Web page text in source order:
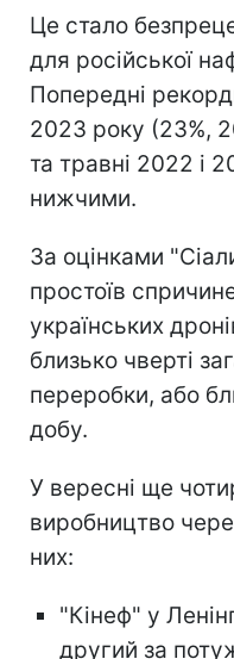
Це стало
для російської
Попередні
2023 року (23%,
та травні 2022 і
нижчими.
За оцінками
простоїв
українських
близько чверті
переробки, або
добу.
У вересні ще
виробництво
них:
"Кінеф" у
другий за